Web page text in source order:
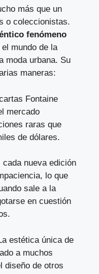
más que un
o coleccionistas.
fenómeno
mundo de la
moda urbana. Su
maneras:
Fontaine
mercado
raras que
de dólares.
cada nueva edición
lo que
sale a la
en cuestión
estética única de
a muchos
diseño de otros